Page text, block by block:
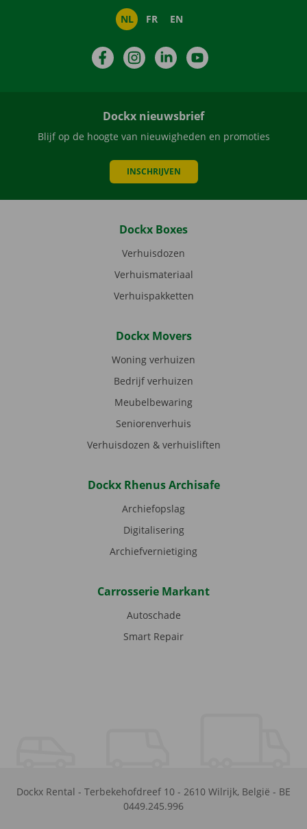
NL FR EN
FacebookInstagramLinkedIn
Dockx nieuwsbrief
Blijf op de hoogte van nieuwigheden en promoties
INSCHRIJVEN
Dockx Boxes
Verhuisdozen
Verhuismateriaal
Verhuispakketten
Dockx Movers
Woning verhuizen
Bedrijf verhuizen
Meubelbewaring
Seniorenverhuis
Verhuisdozen & verhuisliften
Dockx Rhenus Archisafe
Archiefopslag
Digitalisering
Archiefvernietiging
Carrosserie Markant
Autoschade
Smart Repair
Dockx Rental - Terbekehofdreef 10 - 2610 Wilrijk, België - BE
0449.245.996